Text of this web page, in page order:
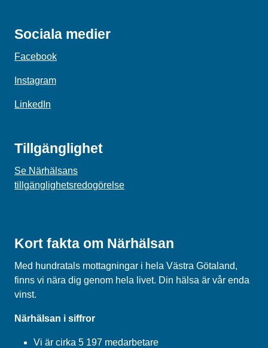
Sociala medier
Facebook
Instagram
LinkedIn
Tillgänglighet
Se Närhälsans
tillgänglighetsredogörelse
Kort fakta om Närhälsan
Med hundratals mottagningar i hela Västra Götaland,
finns vi nära dig genom hela livet. Din hälsa är vår enda
vinst.
Närhälsan i siffror
Vi är cirka 5 197 medarbetare